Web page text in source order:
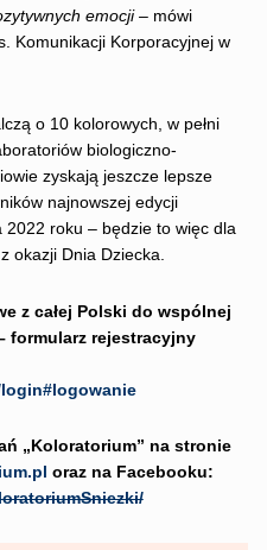
emocji – mówi
Komunikacji Korporacyjnej w
o 10 kolorowych, w pełni
biologiczno-
zyskają jeszcze lepsze
najnowszej edycji
2022 roku ­­– będzie to więc dla
okazji Dnia Dziecka.
z całej Polski do wspólnej
formularz rejestracyjny
„Koloratorium” na stronie
oraz na Facebooku: